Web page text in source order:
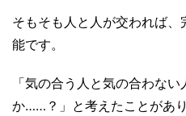
そもそも人と人が交われば
能です。
「気の合う人と気の合わな
か……？」と考えたことがあり